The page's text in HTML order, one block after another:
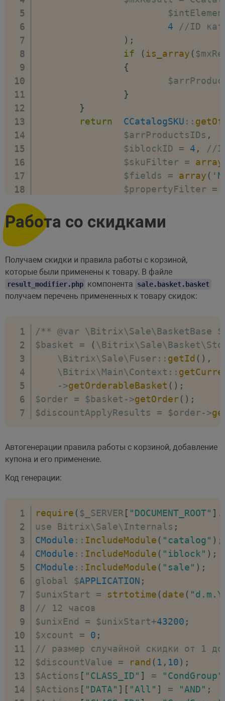
4
//ID
) ;
if
(is_array (
{
}
}
return
CCatalogSKU : :
		$arrProductsIDs
,
		$iblockID
= 4 ,
//
		$skuFilter
= array
		$fields
= array (
		$propertyFilter
=
print_r (getInform(array (
Работа со скидками
Получаем скидки и правила работы с корзиной,
которые были применены к товару. В файле
result_modifier.php компонента sale.basket.basket
получаем перечень примененных к товару скидок:
/** @var \Bitrix\Sale\BasketBase
$basket = (
    \Bitrix\Sale\Fuser
: : getId ( ) ,
    \Bitrix\Main\Context
: :
->getOrderableBasket ( ) ;
$order = $basket ->getOrder ( ) ;
$discountApplyResults = $order->
Автогенерации правила работы с корзиной, добавление
купона и его применение.
Код генерации:
require ( $_SERVER [ "DOCUMENT_ROOT" ] .
use Bitrix\Sale\Internals ;
CModule : : IncludeModule ( "catalog" ) ;
CModule : : IncludeModule ( "iblock" ) ;
CModule : : IncludeModule ( "sale" ) ;
global $APPLICATION ;
$unixStart = strtotime (date (
// 12 часов
$unixEnd = $unixStart+43200 ;
$xcount = 0 ;
// размер случайной скидки от 1 до
$discountValue = rand ( 1 , 10) ;
$Actions [ "CLASS_ID" ] = "CondGroup"
$Actions [ "DATA" ] [ "All" ] = "AND" ;